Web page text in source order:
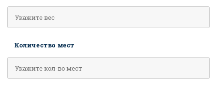
Количество мест